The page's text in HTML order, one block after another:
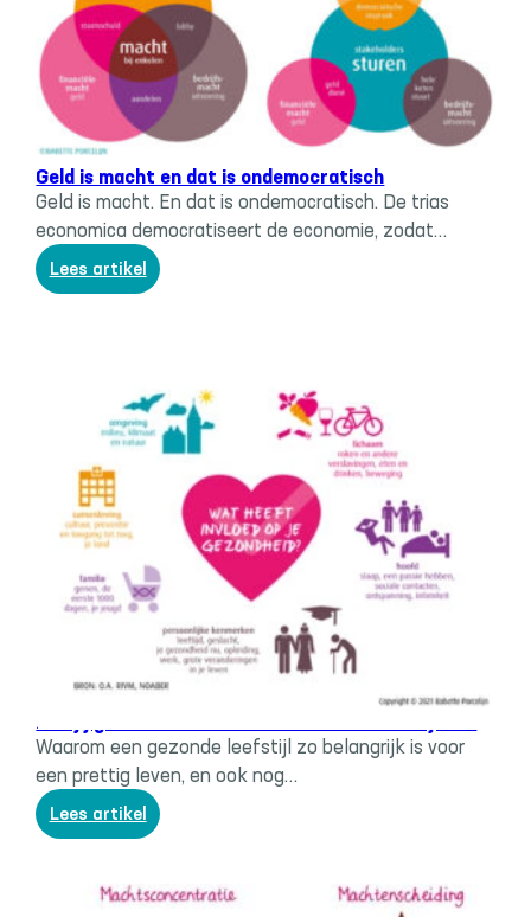
de
economie?
Trias economica, Werk & geld
Geld is macht en dat is ondemocratisch
Geld is macht. En dat is ondemocratisch. De trias
economica democratiseert de economie, zodat…
Lees artikel:
Geld
dat
is
ondemocratisch
Tools & tips
Heb jij gezonde voornemens voor het nieuwe jaar?
Waarom een gezonde leefstijl zo belangrijk is voor
een prettig leven, en ook nog…
Lees artikel:
Heb
gezonde